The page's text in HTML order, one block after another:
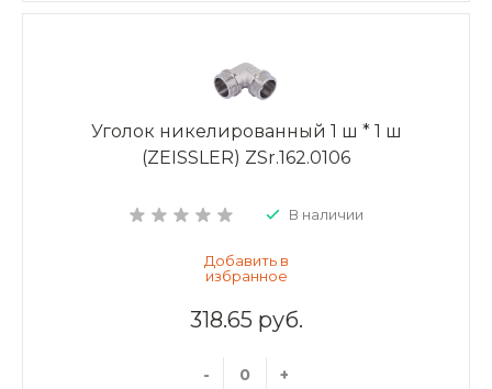
Уголок никелированный 1 ш * 1 ш
(ZEISSLER) ZSr.162.0106
В наличии
318.65 руб.
- +